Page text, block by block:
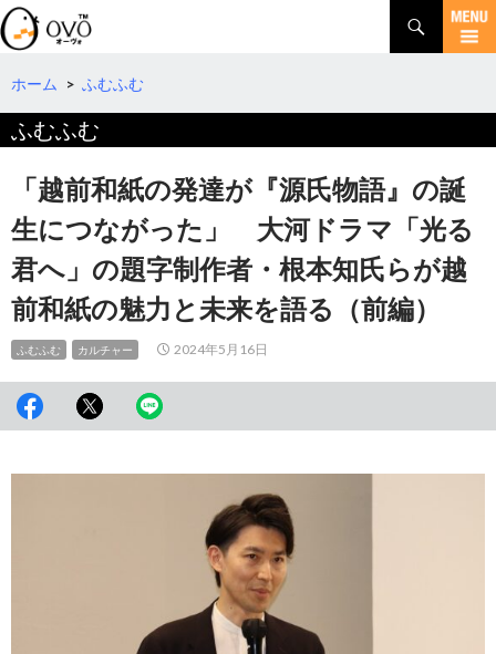
検
索
コ
テ
へ
ホーム > ふむふむ
ふむふむ
「越前和紙の発達が『源氏物語』の誕
生につながった」 大河ドラマ「光る
君へ」の題字制作者・根本知氏らが越
前和紙の魅力と未来を語る（前編）
ふむふむ カルチャー 2024年5月16日